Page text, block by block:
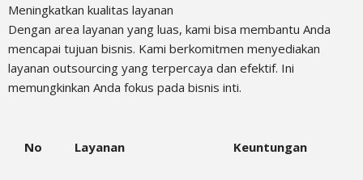
Meningkatkan kualitas layanan
Dengan area layanan yang luas, kami bisa membantu Anda
mencapai tujuan bisnis. Kami berkomitmen menyediakan
layanan outsourcing yang terpercaya dan efektif. Ini
memungkinkan Anda fokus pada bisnis inti.
No Layanan Keuntungan